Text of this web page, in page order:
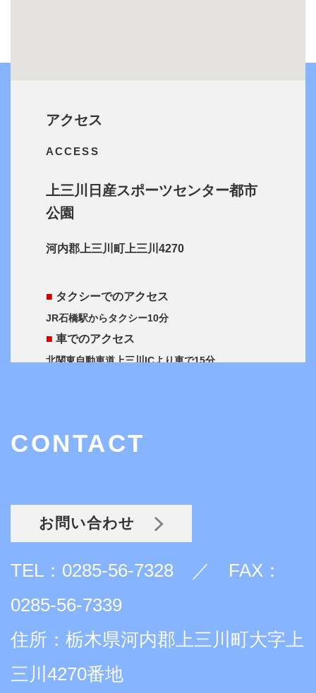
アクセス
ACCESS
上三川日産スポーツセンター都市
公園
河内郡上三川町上三川4270
■ タクシーでのアクセス
JR石橋駅からタクシー10分
■ 車でのアクセス
北関東自動車道上三川ICより車で15分
CONTACT
お問い合わせ
TEL：0285-56-7328 ／ FAX：
0285-56-7339
住所：栃木県河内郡上三川町大字上
三川4270番地